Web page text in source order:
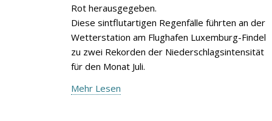
Rot herausgegeben.
Diese sintflutartigen Regenfälle führten an der
Wetterstation am Flughafen Luxemburg-Findel
zu zwei Rekorden der Niederschlagsintensität
für den Monat Juli.
Mehr Lesen